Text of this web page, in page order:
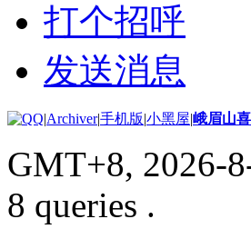
打个招呼
发送消息
|Archiver|手机版|小黑屋|峨眉山
GMT+8, 2026-
8 queries .